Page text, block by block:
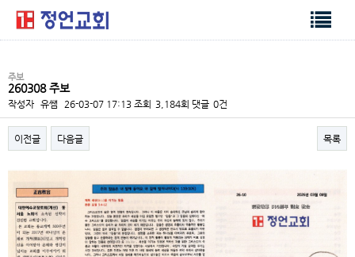
주보
260308 주보
작성자 유쌤 26-03-07 17:13 조회 3,184회 댓글 0건
이전글 다음글 목록